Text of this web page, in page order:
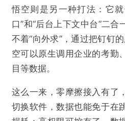
@数字力场
豆包收费，悟空走量：AI
欺诈
不实信息 违法犯
悟空则是另一种打法：它
口”和“后台上下文中台”二
不着“向外求”，通过把钉钉
空可以原生调用企业的考勤
目等数据。
这么一来，零摩擦接入有了
切换软件，数据也能免于在